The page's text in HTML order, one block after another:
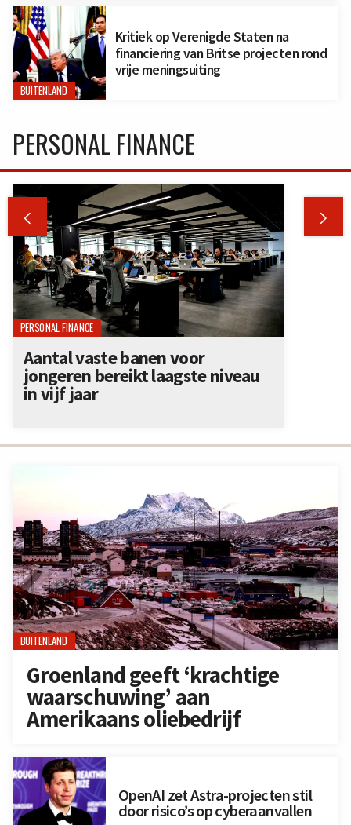
BUITENLAND
Kritiek op Verenigde Staten na
financiering van Britse projecten rond
vrije meningsuiting
BUITENLAND
Groenland geeft ‘krachtige
waarschuwing’ aan
Amerikaans oliebedrijf
OpenAI zet Astra-projecten stil
door risico’s op cyberaanvallen
PERSONAL FINANCE
 
PERSONAL FINANCE
Aantal vaste banen voor
jongeren bereikt laagste niveau
in vijf jaar